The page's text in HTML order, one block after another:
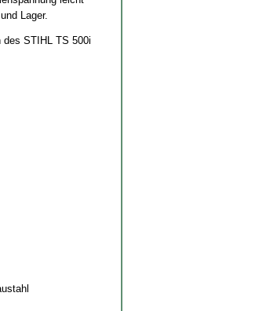
Lager.
des STIHL TS 500i